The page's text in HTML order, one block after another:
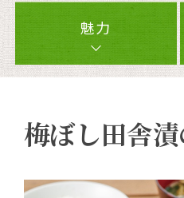
魅力
梅ぼし田舎